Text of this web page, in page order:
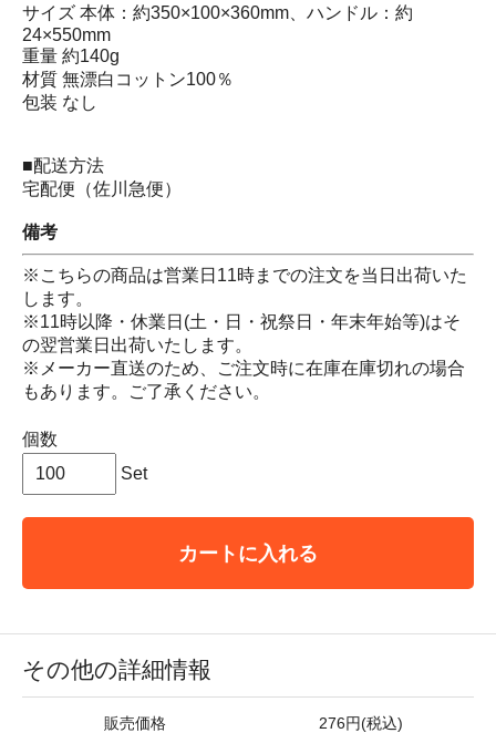
サイズ 本体：約350×100×360mm、ハンドル：約
24×550mm
重量 約140g
材質 無漂白コットン100％
包装 なし
■配送方法
宅配便（佐川急便）
備考
※こちらの商品は営業日11時までの注文を当日出荷いた
します。
※11時以降・休業日(土・日・祝祭日・年末年始等)はそ
の翌営業日出荷いたします。
※メーカー直送のため、ご注文時に在庫在庫切れの場合
もあります。ご了承ください。
個数
Set
カートに入れる
その他の詳細情報
販売価格 276円(税込)